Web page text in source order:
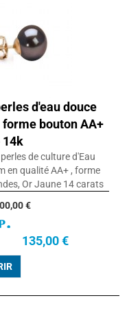
d'eau douce
bouton AA+
14k
de culture d'Eau
en qualité AA+ , forme
Or Jaune 14 carats
€
135,00 €